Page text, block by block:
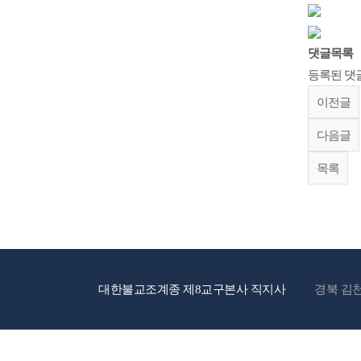
댓글목록
등록된 댓
이전글
다음글
목록
대한불교조계종 제8교구본사 직지사 경북 김